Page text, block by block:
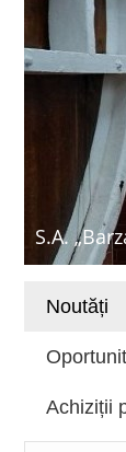
S.A.
Noutăți
Achiziții